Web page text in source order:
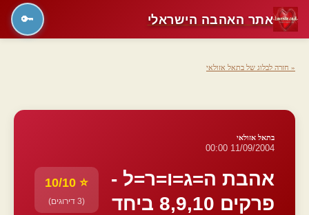
« חזרה לבלוג של בתאל אזולאי
בתאל אזולאי
11/09/2004 00:00
אהבת ה=ג=ו=ר=ל -
פרקים 8,9,10 ביחד
⭐ 10/10
(3 דירוגים)
אתר האהבה הישראלי 🔑